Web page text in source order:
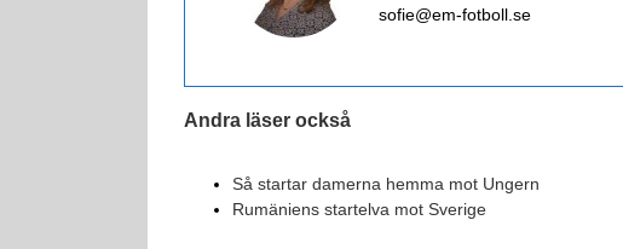
sofie@em-fotboll.se
Andra läser också
Så startar damerna hemma mot Ungern
Rumäniens startelva mot Sverige